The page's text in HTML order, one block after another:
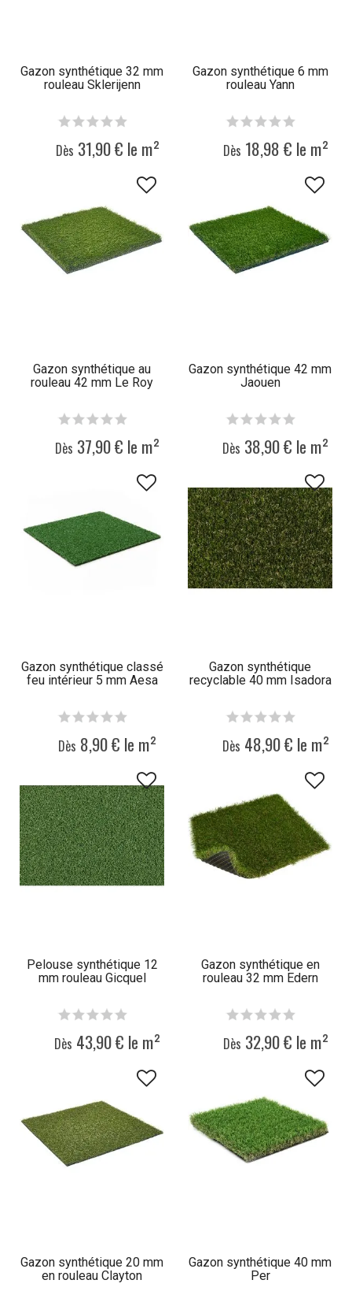
Gazon synthétique 32 mm
rouleau Sklerijenn
Dès 31,90 € le m²
Gazon synthétique 6 mm
rouleau Yann
Dès 18,98 € le m²
Gazon synthétique au
rouleau 42 mm Le Roy
Dès 37,90 € le m²
Gazon synthétique 42 mm
Jaouen
Dès 38,90 € le m²
Gazon synthétique classé
feu intérieur 5 mm Aesa
Dès 8,90 € le m²
Gazon synthétique
recyclable 40 mm Isadora
Dès 48,90 € le m²
Pelouse synthétique 12
mm rouleau Gicquel
Dès 43,90 € le m²
Gazon synthétique en
rouleau 32 mm Edern
Dès 32,90 € le m²
Gazon synthétique 20 mm
en rouleau Clayton
Gazon synthétique 40 mm
Per